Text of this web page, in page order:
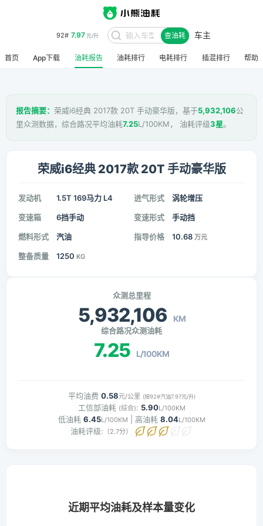
92# 7.97元/升 查油耗 车主
首页 App下载 油耗报告 油耗排行 电耗排行 插混排行 帮助
报告摘要： 荣威i6经典 2017款 20T 手动豪华版，基于5,932,106公
里众测数据，综合路况平均油耗7.25L/100KM， 油耗评级3星。
荣威i6经典 2017款 20T 手动豪华版
发动机 1.5T 169马力 L4 进气形式 涡轮增压
变速箱 6挡手动 变速形式 手动挡
燃料形式 汽油 指导价格 10.68 万元
整备质量 1250 KG
众测总里程
5,932,106 KM
综合路况众测油耗
7.25 L/100KM
平均油费 0.58元/公里 (按92#汽油7.97元/升)
工信部油耗 (综合): 5.90L/100KM
低油耗 6.45L/100KM | 高油耗 8.04L/100KM
油耗评级: （2.7分）